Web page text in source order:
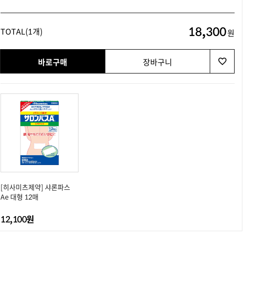
TOTAL 18,300원
(1개)
바로구매 장바구니
[히사미츠제약] 샤론파스
Ae 대형 12매
12,100원